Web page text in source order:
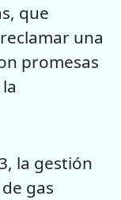
que
una
promesas
la gestión
gas